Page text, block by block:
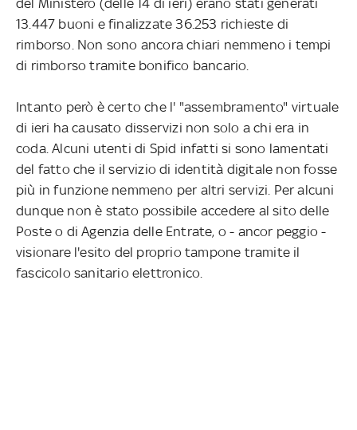
13.447 buoni e finalizzate 36.253 richieste di
rimborso. Non sono ancora chiari nemmeno i tempi
di rimborso tramite bonifico bancario.
Intanto però è certo che l' "assembramento" virtuale
di ieri ha causato disservizi non solo a chi era in
coda. Alcuni utenti di Spid infatti si sono lamentati
del fatto che il servizio di identità digitale non fosse
più in funzione nemmeno per altri servizi. Per alcuni
dunque non è stato possibile accedere al sito delle
Poste o di Agenzia delle Entrate, o - ancor peggio -
visionare l'esito del proprio tampone tramite il
fascicolo sanitario elettronico.